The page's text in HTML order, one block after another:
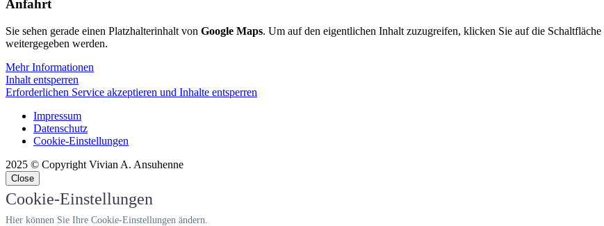
Anfahrt
Sie sehen gerade einen Platzhalterinhalt von Google Maps. Um auf den eigentlichen Inhalt zuzugreifen, klicken Sie auf die
weitergegeben werden.
Mehr Informationen
Inhalt entsperren
Erforderlichen Service akzeptieren und Inhalte entsperren
Impressum
Datenschutz
Cookie-Einstellungen
2025 © Copyright Vivian A. Ansuhenne
Close
Cookie-Einstellungen
Hier können Sie Ihre Cookie-Einstellungen ändern.